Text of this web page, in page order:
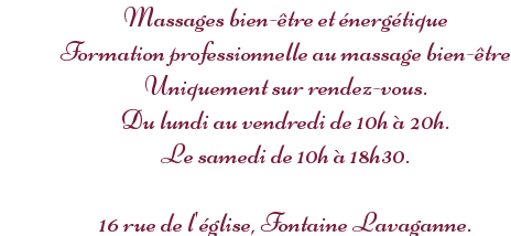
Massages bien-être et énergétique
Formation professionnelle au massage bien-être
Uniquement sur rendez-vous.
Du lundi au vendredi de 10h à 20h.
Le samedi de 10h à 18h30.
16 rue de l'église, Fontaine Lavaganne.